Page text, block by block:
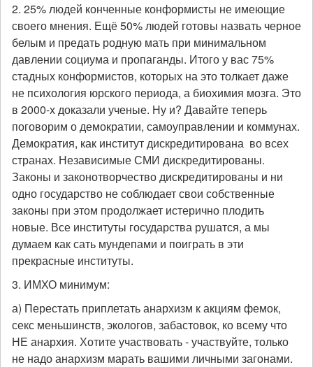
2. 25% людей конченные конформисты не имеющие
своего мнения. Ещё 50% людей готовы назвать черное
белым и предать родную мать при минимальном
давлении социума и пропаганды. Итого у вас 75%
стадных конформистов, которых на это толкает даже
не психология юрского периода, а биохимия мозга. Это
в 2000-х доказали ученые. Ну и? Давайте теперь
поговорим о демократии, самоуправлении и коммунах.
Демократия, как институт дискредитирована во всех
странах. Независимые СМИ дискредитированы.
Законы и законотворчество дискредитированы и ни
одно государство не соблюдает свои собственные
законы при этом продолжает истерично плодить
новые. Все институты государства рушатся, а мы
думаем как сать мундепами и поиграть в эти
прекрасные институты.
3. ИМХО минимум:
а) Перестать приплетать анархизм к акциям фемок,
секс меньшинств, экологов, забастовок, ко всему что
НЕ анархия. Хотите участвовать - участвуйте, только
не надо анархизм марать вашими личными загонами.